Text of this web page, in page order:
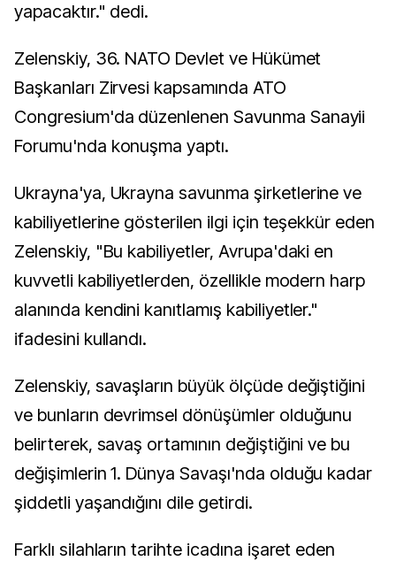
yapacaktır." dedi.
Zelenskiy, 36.⁠ ⁠NATO Devlet ve Hükümet
Başkanları Zirvesi kapsamında ATO
Congresium'da düzenlenen Savunma Sanayii
Forumu'nda konuşma yaptı.
Ukrayna'ya, Ukrayna savunma şirketlerine ve
kabiliyetlerine gösterilen ilgi için teşekkür eden
Zelenskiy, "Bu kabiliyetler, Avrupa'daki en
kuvvetli kabiliyetlerden, özellikle modern harp
alanında kendini kanıtlamış kabiliyetler."
ifadesini kullandı.
Zelenskiy, savaşların büyük ölçüde değiştiğini
ve bunların devrimsel dönüşümler olduğunu
belirterek, savaş ortamının değiştiğini ve bu
değişimlerin 1. Dünya Savaşı'nda olduğu kadar
şiddetli yaşandığını dile getirdi.
Farklı silahların tarihte icadına işaret eden